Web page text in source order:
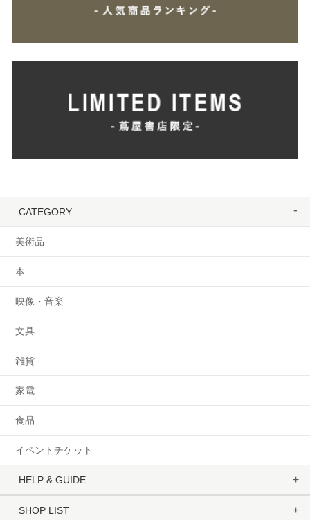
CATEGORY
美術品
本
映像・音楽
文具
雑貨
家電
食品
イベントチケット
HELP & GUIDE
SHOP LIST